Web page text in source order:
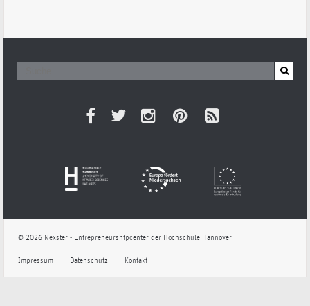
© 2026 Nexster - Entrepreneurshipcenter der Hochschule Hannover
Impressum Datenschutz Kontakt